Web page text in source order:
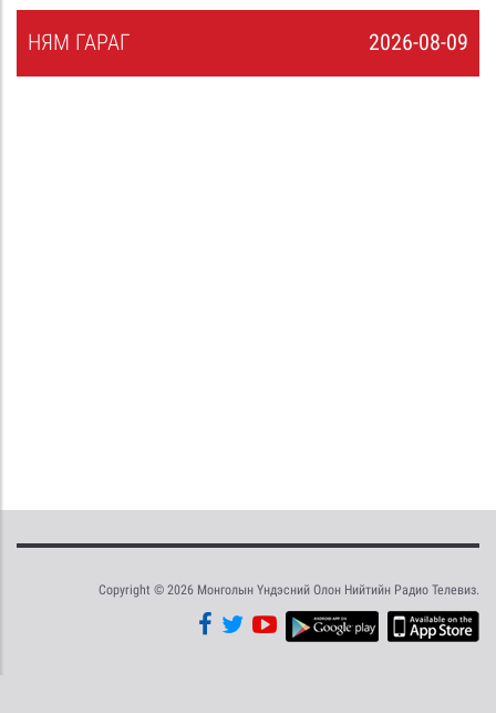
2026-08-09
НЯМ ГАРАГ
Copyright © 2026 Монголын Үндэсний Олон Нийтийн Радио Телевиз.